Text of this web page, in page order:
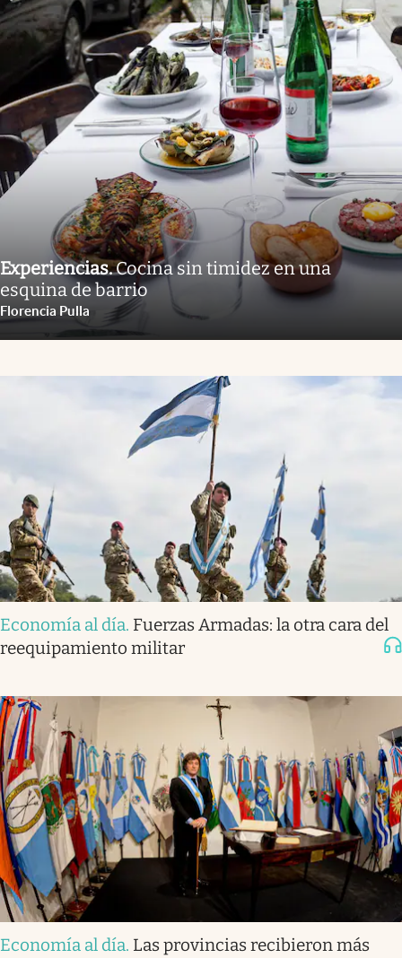
Experiencias.Cocina sin timidez en una
esquina de barrio
Florencia Pulla
Economía al día. Fuerzas Armadas: la otra cara del
reequipamiento militar
Economía al día. Las provincias recibieron más